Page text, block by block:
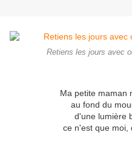
Retiens les jours avec
Ma petite maman
au fond du
d'une lumière
ce n'est que moi,